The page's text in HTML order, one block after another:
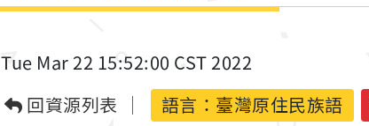
Tue Mar 22 15:52:00 CST 2022
回資源列表
語言： 臺灣原住民族語